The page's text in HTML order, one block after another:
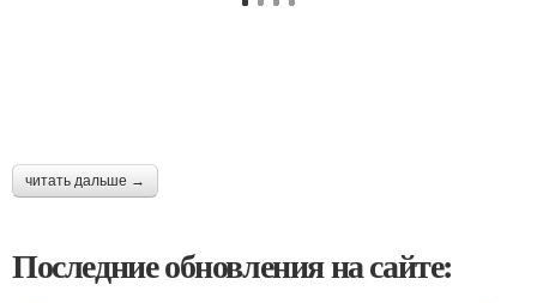
читать дальше →
Последние обновления на сайте: